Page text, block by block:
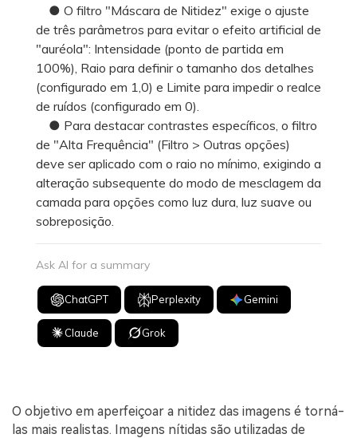
● O filtro "Máscara de Nitidez" exige o ajuste
de três parâmetros para evitar o efeito artificial de
"auréola": Intensidade (ponto de partida em
100%), Raio para definir o tamanho dos detalhes
(configurado em 1,0) e Limite para impedir o realce
de ruídos (configurado em 0).
● Para destacar contrastes específicos, o filtro
de "Alta Frequência" (Filtro > Outras opções)
deve ser aplicado com o raio no mínimo, exigindo a
alteração subsequente do modo de mesclagem da
camada para opções como luz dura, luz suave ou
sobreposição.
Ask AI for a summary
ChatGPT Perplexity Gemini
Claude Grok
O objetivo em aperfeiçoar a nitidez das imagens é torná-
las mais realistas. Imagens nítidas são utilizadas de